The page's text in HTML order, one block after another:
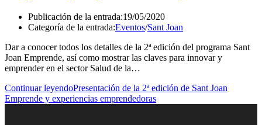
Publicación de la entrada:19/05/2020
Categoría de la entrada:Eventos/Sant Joan
Dar a conocer todos los detalles de la 2ª edición del programa Sant
Joan Emprende, así como mostrar las claves para innovar y
emprender en el sector Salud de la…
Continuar leyendoPresentación de la 2ª edición de Sant Joan
Emprende y experiencias emprendedoras